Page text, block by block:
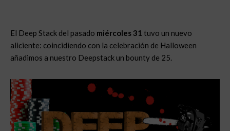
El Deep Stack del pasado miércoles 31 tuvo un nuevo
aliciente: coincidiendo con la celebración de Halloween
añadimos a nuestro Deepstack un bounty de 25.